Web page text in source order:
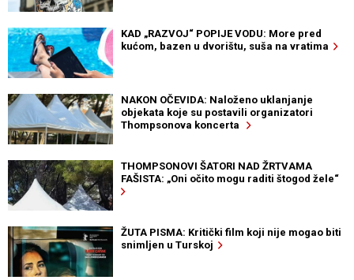
KAD „RAZVOJ“ POPIJE VODU: More pred
kućom, bazen u dvorištu, suša na vratima
NAKON OČEVIDA: Naloženo uklanjanje
objekata koje su postavili organizatori
Thompsonova koncerta
THOMPSONOVI ŠATORI NAD ŽRTVAMA
FAŠISTA: „Oni očito mogu raditi štogod žele“
ŽUTA PISMA: Kritički film koji nije mogao biti
snimljen u Turskoj